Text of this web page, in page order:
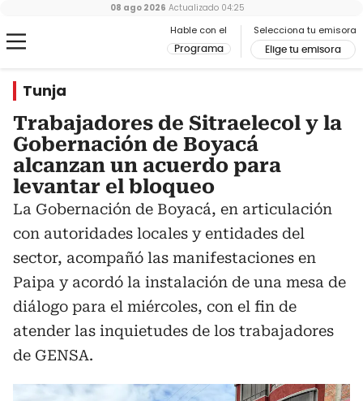
Hable con el
Programa
Selecciona tu emisora
Elige tu emisora
08 ago 2026 Actualizado 04:25
Tunja
Trabajadores de Sitraelecol y la
Gobernación de Boyacá
alcanzan un acuerdo para
levantar el bloqueo
La Gobernación de Boyacá, en articulación
con autoridades locales y entidades del
sector, acompañó las manifestaciones en
Paipa y acordó la instalación de una mesa de
diálogo para el miércoles, con el fin de
atender las inquietudes de los trabajadores
de GENSA.